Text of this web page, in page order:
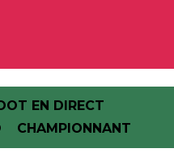
EN DIRECT
CHAMPIONNANT